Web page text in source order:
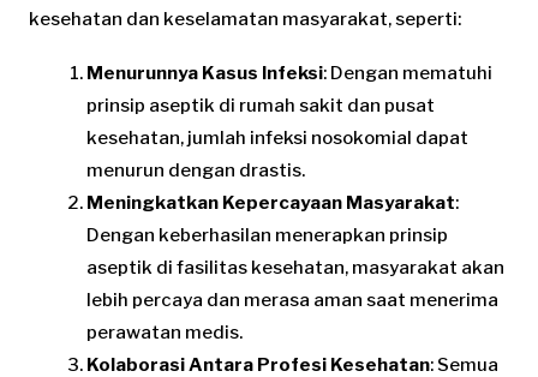
kesehatan dan keselamatan masyarakat, seperti:
Menurunnya Kasus Infeksi: Dengan mematuhi
prinsip aseptik di rumah sakit dan pusat
kesehatan, jumlah infeksi nosokomial dapat
menurun dengan drastis.
Meningkatkan Kepercayaan Masyarakat:
Dengan keberhasilan menerapkan prinsip
aseptik di fasilitas kesehatan, masyarakat akan
lebih percaya dan merasa aman saat menerima
perawatan medis.
Kolaborasi Antara Profesi Kesehatan: Semua